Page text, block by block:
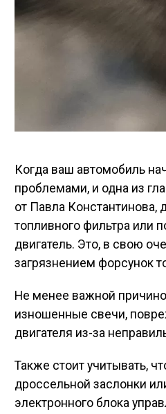
Когда ваш автомобиль
проблемами, и одна из
от Павла Константинова,
топливного фильтра или
двигатель. Это, в свою
загрязнением форсунок
Не менее важной
изношенные свечи,
двигателя из-за
Также стоит учитывать,
дроссельной заслонки
электронного блока